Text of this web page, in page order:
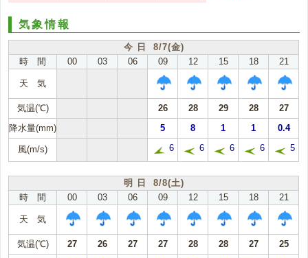
気象情報
今 日 8/7(金)
時 間
00 03 06 09 12 15 18 21
天 気
気温(℃) 26 28 29 28
27
降水量(mm)
5 8 1 1 0.4
風(m/s) 6 6 6 6 5
明 日 8/8(土)
時 間
00 03 06 09 12 15 18 21
天 気
気温(℃) 27 26 27 27 28 28 27
25